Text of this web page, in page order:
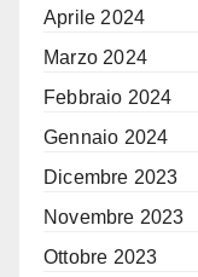
Aprile 2024
Marzo 2024
Febbraio 2024
Gennaio 2024
Dicembre 2023
Novembre 2023
Ottobre 2023